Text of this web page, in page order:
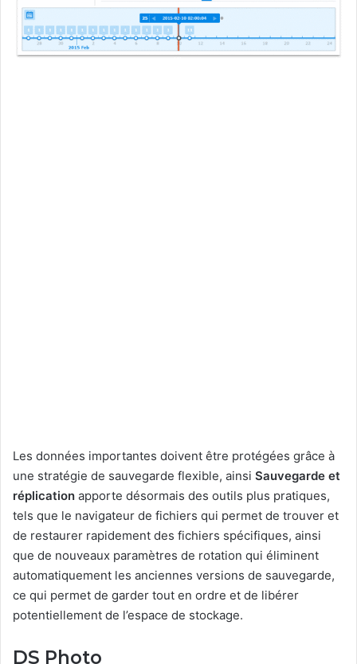
Les données importantes doivent être protégées grâce à
une stratégie de sauvegarde flexible, ainsi Sauvegarde et
réplication apporte désormais des outils plus pratiques,
tels que le navigateur de fichiers qui permet de trouver et
de restaurer rapidement des fichiers spécifiques, ainsi
que de nouveaux paramètres de rotation qui éliminent
automatiquement les anciennes versions de sauvegarde,
ce qui permet de garder tout en ordre et de libérer
potentiellement de l’espace de stockage.
DS Photo